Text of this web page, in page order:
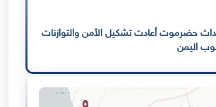
حضرموت أعادت تشكيل الأمن والتوازنات
اليمن